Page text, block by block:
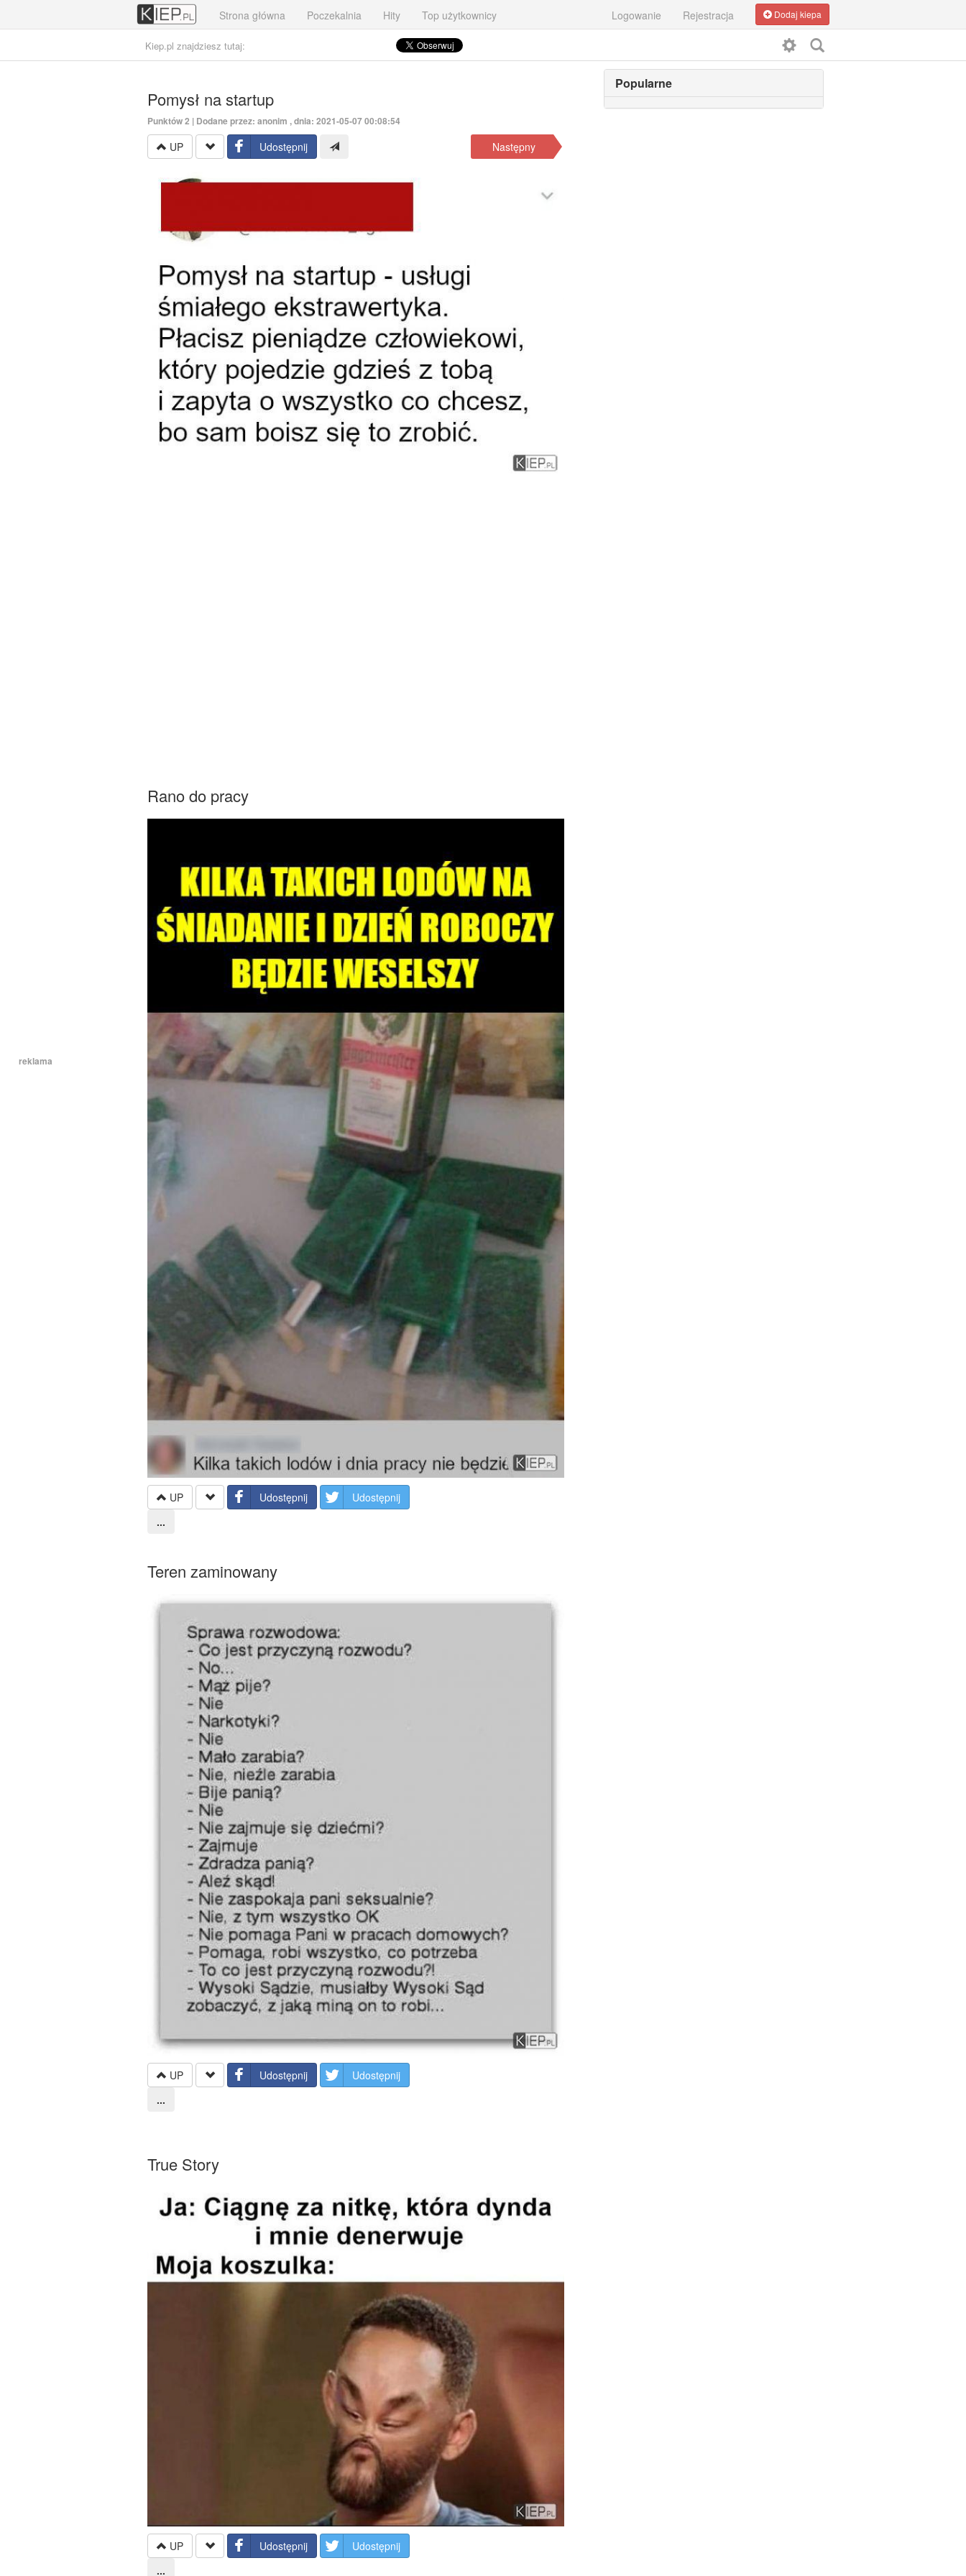
Strona główna Poczekalnia Hity Top użytkownicy Logowanie Rejestracja Dodaj kiepa
Kiep.pl znajdziesz tutaj:
Pomysł na startup
Punktów2 | Dodane przez: anonim , dnia: 2021-05-07 00:08:54
UP Udostępnij Następny
Rano do pracy
UP Udostępnij
Udostępnij
...
Teren zaminowany
UP Udostępnij
Udostępnij
...
True Story
UP Udostępnij
Udostępnij
...
Popularne
reklama